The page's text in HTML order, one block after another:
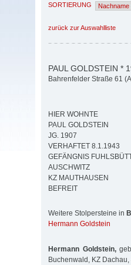
SORTIERUNG
zurück zur Auswahlliste
PAUL GOLDSTEIN *
Bahrenfelder Straße 61
HIER WOHNTE
PAUL GOLDSTEIN
JG. 1907
VERHAFTET 8.1.1943
GEFÄNGNIS
AUSCHWITZ
KZ MAUTHAUSEN
BEFREIT
Weitere Stolpersteine in
Hermann Goldstein
Hermann Goldstein,
Buchenwald, KZ